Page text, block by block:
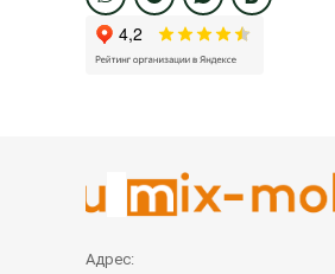
Адрес: